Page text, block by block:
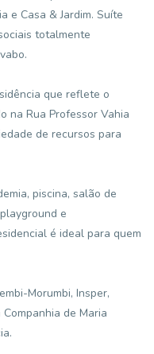
e Casa & Jardim. Suíte
totalmente
que reflete o
na Rua Professor Vahia
de recursos para
piscina, salão de
e
é ideal para quem
Morumbi, Insper,
de Maria